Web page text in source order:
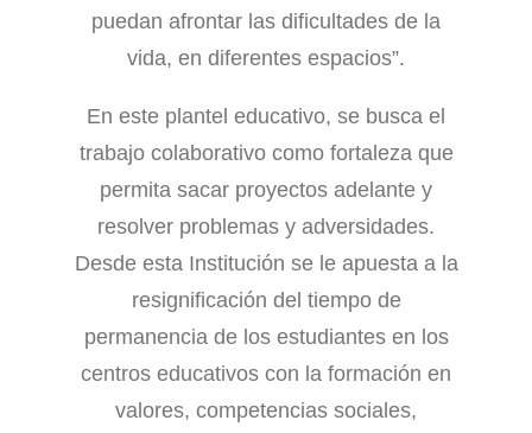
puedan afrontar las dificultades de la
vida, en diferentes espacios”.
En este plantel educativo, se busca el
trabajo colaborativo como fortaleza que
permita sacar proyectos adelante y
resolver problemas y adversidades.
Desde esta Institución se le apuesta a la
resignificación del tiempo de
permanencia de los estudiantes en los
centros educativos con la formación en
valores, competencias sociales,